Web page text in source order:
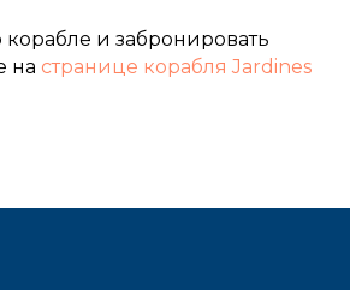
и забронировать
на странице корабля Jardines